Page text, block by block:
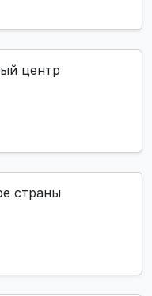
центр
страны